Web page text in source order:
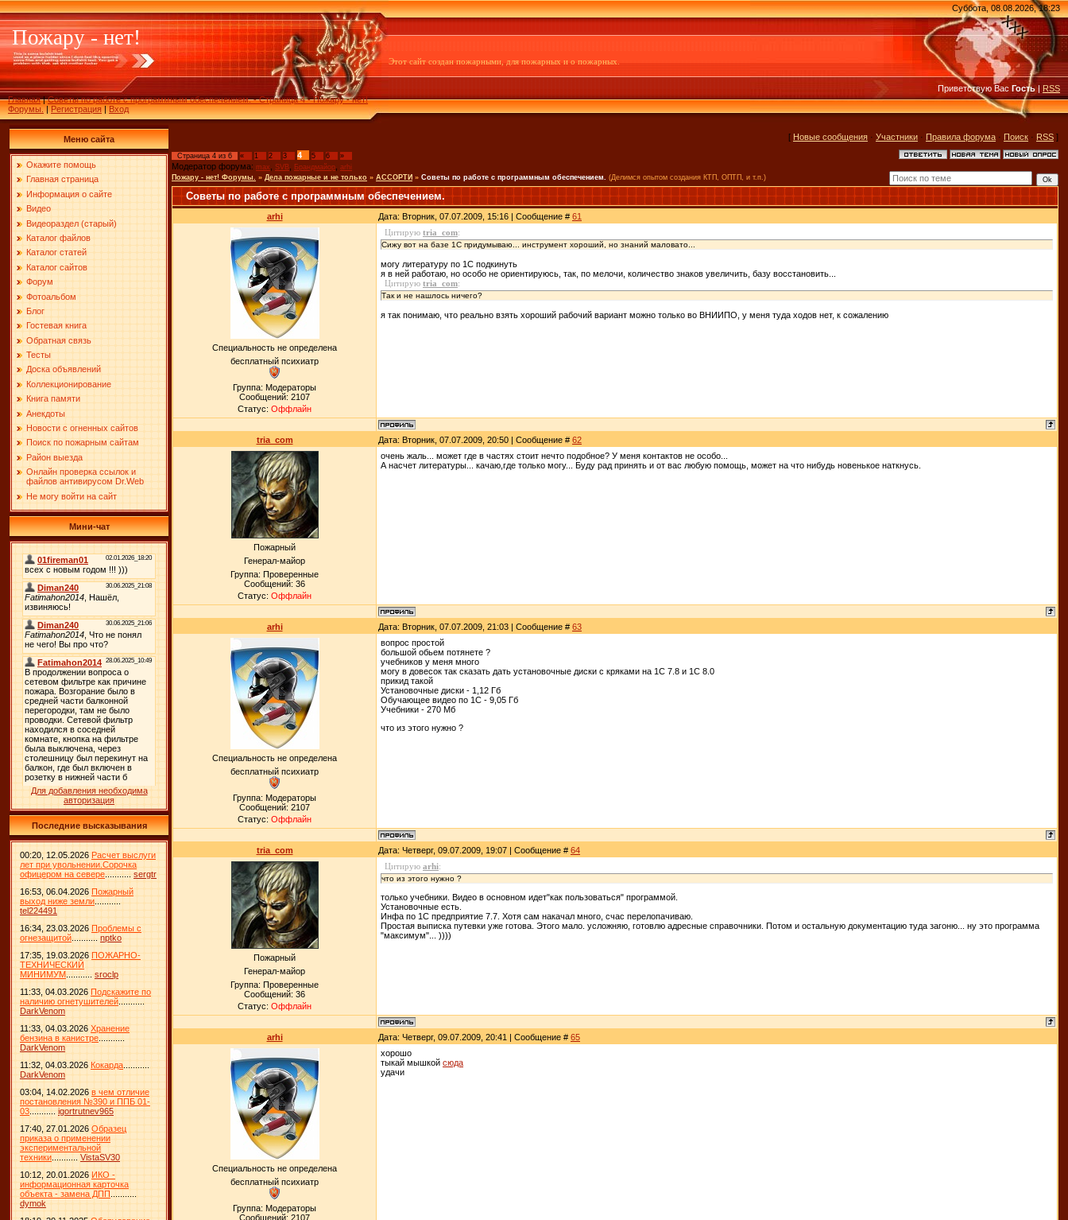
Пожару - нет!
Главная|Советы по работе с программным обеспечением. - Страница 4 - Пожару - нет!
Форумы.|Регистрация|Вход
Этот сайт создан пожарными, для пожарных и о пожарных.
Суббота, 08.08.2026, 18:23
Приветствую Вас Гость|RSS
Меню сайта
Окажите помощь
Главная страница
Информация о сайте
Видео
Видеораздел (старый)
Каталог файлов
Каталог статей
Каталог сайтов
Форум
Фотоальбом
Блог
Гостевая книга
Обратная связь
Тесты
Доска объявлений
Коллекционирование
Книга памяти
Анекдоты
Новости с огненных сайтов
Поиск по пожарным сайтам
Район выезда
Онлайн проверка ссылок и
файлов антивирусом Dr.Web
Не могу войти на сайт
Мини-чат
Для добавления необходима
авторизация
Последние высказывания
00:20, 12.05.2026 Расчет выслуги
лет при увольнении.Сорочка
офицером на севере
sergtr
16:53, 06.04.2026 Пожарный
выход ниже земли
tel224491
16:34, 23.03.2026 Проблемы с
огнезащитой
nptko
17:35, 19.03.2026 ПОЖАРНО-
ТЕХНИЧЕСКИЙ
МИНИМУМ
sroclp
11:33, 04.03.2026 Подскажите по
наличию огнетушителей
DarkVenom
11:33, 04.03.2026 Хранение
бензина в канистре
DarkVenom
11:32, 04.03.2026 Кокарда
DarkVenom
03:04, 14.02.2026 в чем отличие
постановления №390 и ППБ 01-
03
igortrutnev965
17:40, 27.01.2026 Образец
приказа о применении
экспериментальной
техники
VistaSV30
10:12, 20.01.2026 ИКО -
информационная карточка
объекта - замена ДПП
dymok
[ Новые сообщения · Участники · Правила форума · Поиск · RSS ]
Страница 4 из 6 « 1 2 3 4 5 6 »
Модератор форума: max SVB Брандмайор arhi
Пожару - нет! Форумы. » Дела пожарные и не только » АССОРТИ » Советы по работе с программным обеспечением. (Делимся опытом создания КТП, ОПТП, и т.п.)
Советы по работе с программным обеспечением.
arhi Дата: Вторник, 07.07.2009, 15:16 | Сообщение # 61
Специальность не определена
бесплатный психиатр
Группа: Модераторы
Сообщений: 2107
Статус: Оффлайн
Цитирую tria_com:
Сижу вот на базе 1С придумываю... инструмент хороший, но знаний маловато...
могу литературу по 1С подкинуть
я в ней работаю, но особо не ориентируюсь, так, по мелочи, количество знаков увеличить, базу восстановить...
Цитирую tria_com:
Так и не нашлось ничего?
я так понимаю, что реально взять хороший рабочий вариант можно только во ВНИИПО, у меня туда ходов нет, к сожалению
tria_com Дата: Вторник, 07.07.2009, 20:50 | Сообщение # 62
Пожарный
Генерал-майор
Группа: Проверенные
Сообщений: 36
Статус: Оффлайн
очень жаль... может где в частях стоит нечто подобное? У меня контактов не особо...
А насчет литературы... качаю,где только могу... Буду рад принять и от вас любую помощь, может на что нибудь новенькое наткнусь.
arhi Дата: Вторник, 07.07.2009, 21:03 | Сообщение # 63
Специальность не определена
бесплатный психиатр
Группа: Модераторы
Сообщений: 2107
Статус: Оффлайн
вопрос простой
большой обьем потянете ?
учебников у меня много
могу в довесок так сказать дать установочные диски с кряками на 1С 7.8 и 1С 8.0
прикид такой
Установочные диски - 1,12 Гб
Обучающее видео по 1С - 9,05 Гб
Учебники - 270 Мб
что из этого нужно ?
tria_com Дата: Четверг, 09.07.2009, 19:07 | Сообщение # 64
Пожарный
Генерал-майор
Группа: Проверенные
Сообщений: 36
Статус: Оффлайн
Цитирую arhi:
что из этого нужно ?
только учебники. Видео в основном идет"как пользоваться" программой.
Установочные есть.
Инфа по 1С предприятие 7.7. Хотя сам накачал много, счас перелопачиваю.
Простая выписка путевки уже готова. Этого мало. усложняю, готовлю адресные справочники. Потом и остальную документацию туда загоню... ну это программа
"максимум"... ))))
arhi Дата: Четверг, 09.07.2009, 20:41 | Сообщение # 65
Специальность не определена
бесплатный психиатр
Группа: Модераторы
Сообщений: 2107
хорошо
тыкай мышкой сюда
удачи